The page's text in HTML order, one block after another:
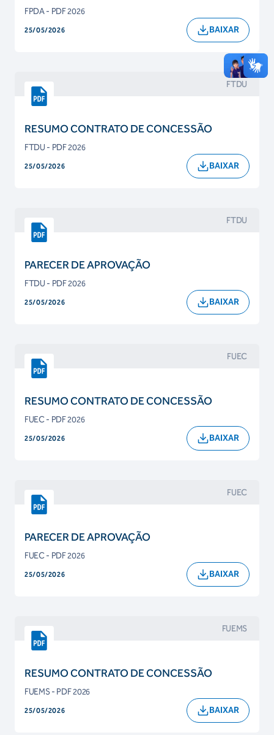
FPDA - PDF 2026
25/05/2026 BAIXAR
FTDU
RESUMO CONTRATO DE CONCESSÃO
FTDU - PDF 2026
25/05/2026 BAIXAR
FTDU
PARECER DE APROVAÇÃO
FTDU - PDF 2026
25/05/2026 BAIXAR
FUEC
RESUMO CONTRATO DE CONCESSÃO
FUEC - PDF 2026
25/05/2026 BAIXAR
FUEC
PARECER DE APROVAÇÃO
FUEC - PDF 2026
25/05/2026 BAIXAR
FUEMS
RESUMO CONTRATO DE CONCESSÃO
FUEMS - PDF 2026
25/05/2026 BAIXAR